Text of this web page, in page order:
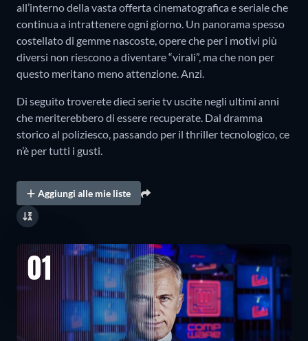
all’interno della vasta offerta cinematografica e seriale che
continua a intrattenere ogni giorno. Un panorama spesso
costellato di gemme nascoste, opere che per i motivi più
diversi non riescono a diventare “virali”, ma che non per
questo meritano meno attenzione. Anzi.
Di seguito troverete dieci serie tv uscite negli ultimi anni
che meriterebbero di essere recuperate. Dal dramma
storico al poliziesco, passando per il thriller tecnologico, ce
n’è per tutti i gusti.
Aggiungi alle mie liste
01